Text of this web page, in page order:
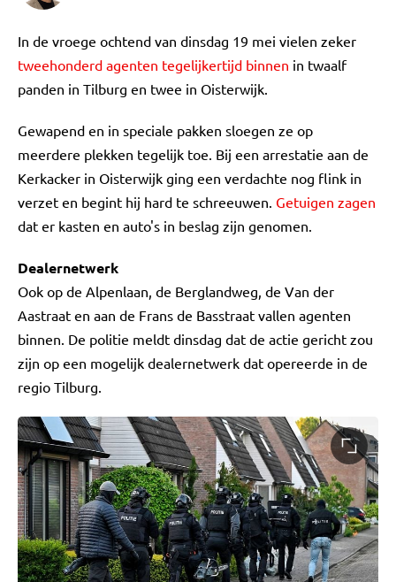
In de vroege ochtend van dinsdag 19 mei vielen zeker
tweehonderd agenten tegelijkertijd binnen in twaalf
panden in Tilburg en twee in Oisterwijk.
Gewapend en in speciale pakken sloegen ze op
meerdere plekken tegelijk toe. Bij een arrestatie aan de
Kerkacker in Oisterwijk ging een verdachte nog flink in
verzet en begint hij hard te schreeuwen. Getuigen zagen
dat er kasten en auto's in beslag zijn genomen.
Dealernetwerk
Ook op de Alpenlaan, de Berglandweg, de Van der
Aastraat en aan de Frans de Basstraat vallen agenten
binnen. De politie meldt dinsdag dat de actie gericht zou
zijn op een mogelijk dealernetwerk dat opereerde in de
regio Tilburg.